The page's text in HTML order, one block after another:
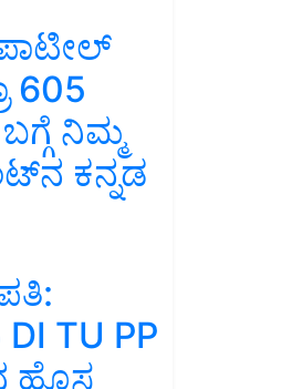
605
ನಿಮ್ಮ
ಕನ್ನಡ
TU PP
ಹೊಸ